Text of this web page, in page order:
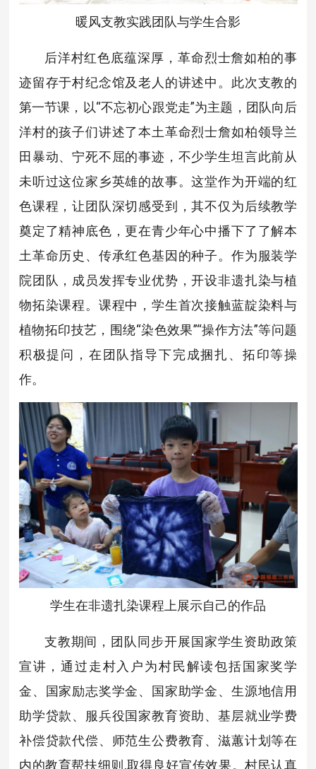
暖风支教实践团队与学生合影
后洋村红色底蕴深厚，革命烈士詹如柏的事
迹留存于村纪念馆及老人的讲述中。此次支教的
第一节课，以“不忘初心跟党走”为主题，团队向后
洋村的孩子们讲述了本土革命烈士詹如柏领导兰
田暴动、宁死不屈的事迹，不少学生坦言此前从
未听过这位家乡英雄的故事。这堂作为开端的红
色课程，让团队深切感受到，其不仅为后续教学
奠定了精神底色，更在青少年心中播下了了解本
土革命历史、传承红色基因的种子。作为服装学
院团队，成员发挥专业优势，开设非遗扎染与植
物拓染课程。课程中，学生首次接触蓝靛染料与
植物拓印技艺，围绕“染色效果”“操作方法”等问题
积极提问，在团队指导下完成捆扎、拓印等操
作。
学生在非遗扎染课程上展示自己的作品
支教期间，团队同步开展国家学生资助政策
宣讲，通过走村入户为村民解读包括国家奖学
金、国家励志奖学金、国家助学金、生源地信用
助学贷款、服兵役国家教育资助、基层就业学费
补偿贷款代偿、师范生公费教育、滋蕙计划等在
内的教育帮扶细则,取得良好宣传效果。村民认真